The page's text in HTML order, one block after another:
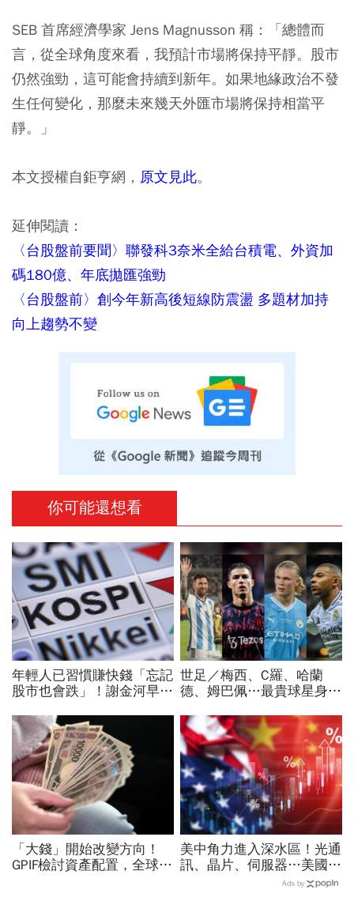
SEB 首席經濟學家 Jens Magnusson 稱：「總體而
言，從全球角度來看，我預計市場將保持平靜。股市
仍然強勁，這可能會持續到新年。如果地緣政治不發
生任何變化，那麼未來幾天外匯市場將保持相當平
靜。」
本文授權自鉅亨網， 原文見此。
延伸閱讀：
〈台股盤前要聞〉聯發科3奈米全給台積電、外資加
碼180億、年底拋匯強勁
〈台股盤前〉創今年新高後短線防震盪 多題材加持
向上趨勢不變
你可能還想看
年輕人已習慣賺快錢「忘記
股市也會跌」！謝金河早一
出事：根本把投資人丟火坑
世足／梅西、C羅、哈蘭
德、姆巴佩…最貴球星身價
國560億是墊底球隊77倍
「大錢」開始改變方向！
GPIF檢討資產配置，全球資
美中角力進入深水區！光通
訊、晶片、伺服器…美國制
裁加碼，謝金河示警台灣
Ads by